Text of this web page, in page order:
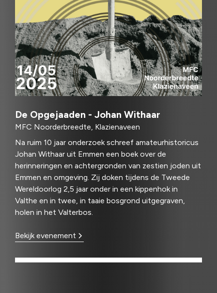
De Opgejaaden - Johan Withaar
MFC Noorderbreedte, Klazienaveen
Na ruim 10 jaar onderzoek schreef amateurhistoricus
Johan Withaar uit Emmen een boek over de
herinneringen en achtergronden van zestien joden uit
Emmen en omgeving. Zij doken tijdens de Tweede
Wereldoorlog 2,5 jaar onder in een kippenhok in
Valthe en in twee, in taaie bosgrond uitgegraven,
holen in het Valterbos.
Bekijk evenement